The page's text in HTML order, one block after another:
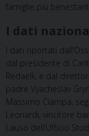
famiglie più
I dati
I dati riportati
dal presidente di
Redaelli, e dal
padre Vyacheslav
Massimo Ciampa,
Leonardi, vincitore
Lauso dell’Ufficio